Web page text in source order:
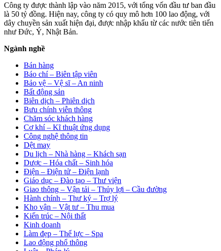
Công ty được thành lập vào năm 2015, với tổng vốn đầu tư ban đầu
là 50 tỷ đồng. Hiện nay, công ty có quy mô hơn 100 lao động, với
dây chuyền sản xuất hiện đại, được nhập khẩu từ các nước tiên tiến
như Đức, Ý, Nhật Bản.
Ngành nghề
Bán hàng
Báo chí – Biên tập viên
Bảo vệ – Vệ sĩ – An ninh
Bất động sản
Biên dịch – Phiên dịch
Bưu chính viễn thông
Chăm sóc khách hàng
Cơ khí – Kĩ thuật ứng dụng
Công nghệ thông tin
Dệt may
Du lịch – Nhà hàng – Khách sạn
Dược – Hóa chất – Sinh hóa
Điện – Điện tử – Điện lạnh
Giáo dục – Đào tạo – Thư viện
Giao thông – Vận tải – Thủy lợi – Cầu đường
Hành chính – Thư ký – Trợ lý
Kho vận – Vật tư – Thu mua
Kiến trúc – Nội thất
Kinh doanh
Làm đẹp – Thể lực – Spa
Lao động phổ thông